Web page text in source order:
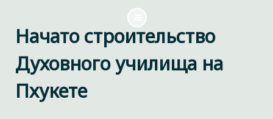
Начато строительство
Духовного училища на
Пхукете